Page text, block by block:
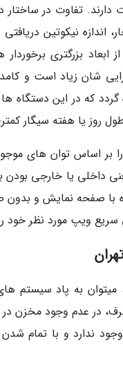
تفاوت در ساختار
اندازه نیکوتین
بزرگتری
شان زیاد است و
گردد که در این
روز یا هفته سیگار
داخلی یا خارجی
با صفحه نمایش و
ویپ مورد نظر خود
به پاد سیستم
در عدم وجود مخزن
ندارد و با تمام